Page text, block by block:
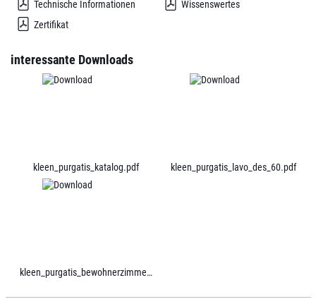
Technische Informationen
Wissenswertes
Zertifikat
interessante Downloads
kleen_purgatis_katalog.pdf kleen_purgatis_lavo_des_60.pdf
kleen_purgatis_bewohnerzimmer.pdf